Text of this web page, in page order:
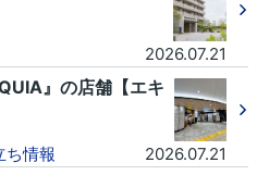
2026.07.21
』の店舗【エキ
ち情報 2026.07.21